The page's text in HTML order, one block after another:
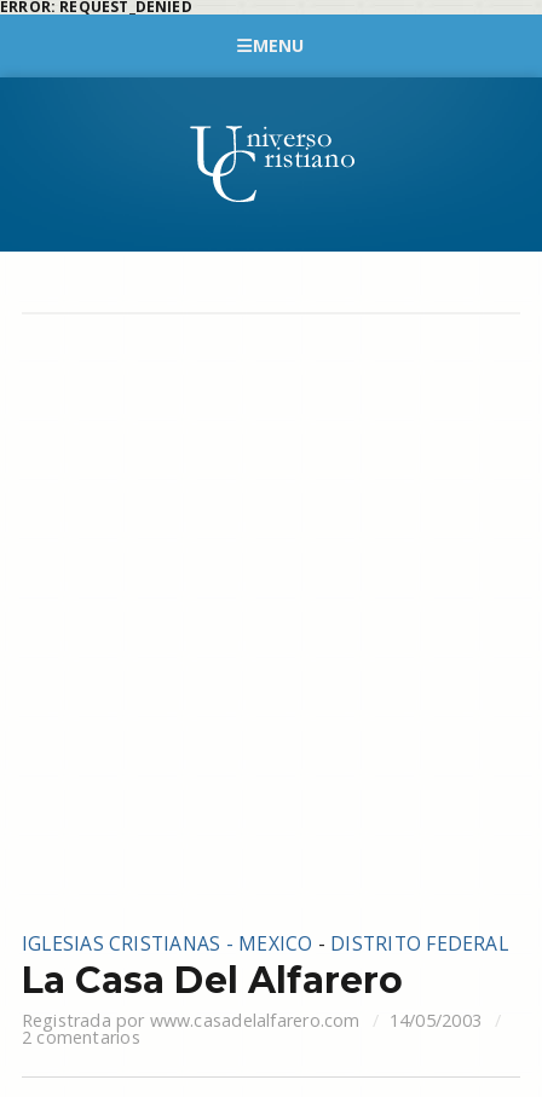
ERROR: REQUEST_DENIED
MENU
IGLESIAS CRISTIANAS - MEXICO - DISTRITO FEDERAL
La Casa Del Alfarero
Registrada por www.casadelalfarero.com 14/05/2003
2 comentarios